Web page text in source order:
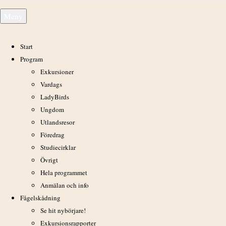
Hoppa
till
Start
Program
Exkursioner
Vardags
LadyBirds
Ungdom
Utlandsresor
Föredrag
Studiecirklar
Övrigt
Hela programmet
Anmälan och info
Fågelskådning
Se hit nybörjare!
Exkursionsrapporter
I svartisarnas fotspår 23/4 2017